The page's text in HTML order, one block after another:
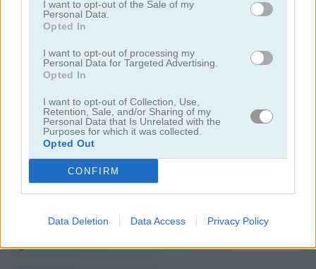
I want to opt-out of the Sale of my
Personal Data.
Opted In
I want to opt-out of processing my
Personal Data for Targeted Advertising.
Opted In
I want to opt-out of Collection, Use,
Retention, Sale, and/or Sharing of my
Personal Data that Is Unrelated with the
Purposes for which it was collected.
Opted Out
CONFIRM
Data Deletion Data Access Privacy Policy
juegos de cricket
juegos de dardos
juegos de hockey
juegos de rugby